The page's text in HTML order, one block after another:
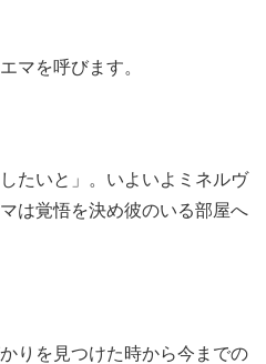
マを呼びます。
たいと」。いよいよミネルヴ
は覚悟を決め彼のいる部屋へ
りを見つけた時から今までの